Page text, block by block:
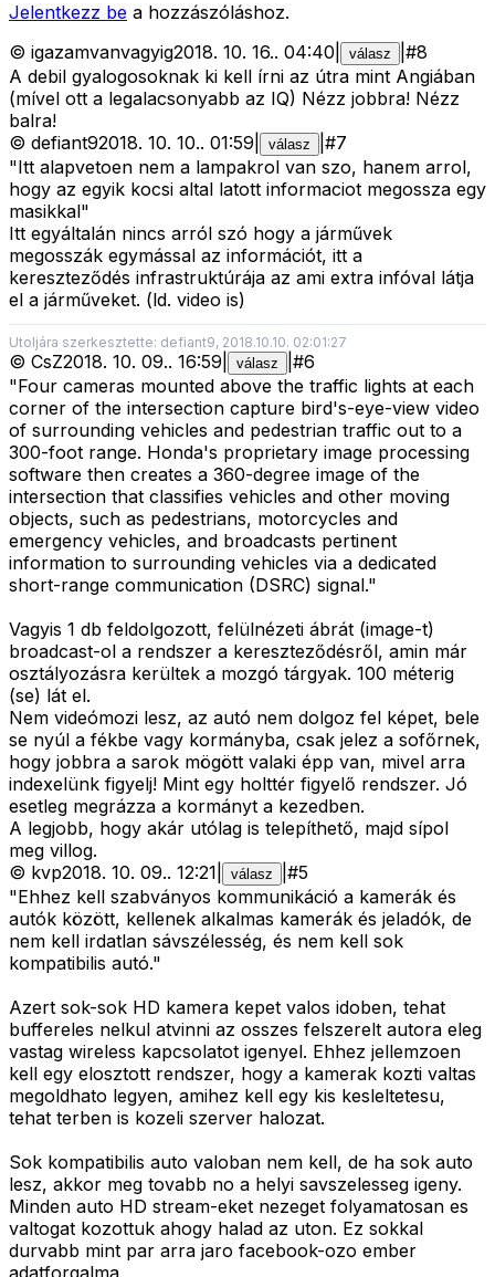
Jelentkezz be a hozzászóláshoz.
© igazamvanvagyig2018. 10. 16.. 04:40 válasz #8
A debil gyalogosoknak ki kell írni az útra mint Angiában
(mível ott a legalacsonyabb az IQ) Nézz jobbra! Nézz
balra!
© defiant92018. 10. 10.. 01:59 válasz #7
"Itt alapvetoen nem a lampakrol van szo, hanem arrol,
hogy az egyik kocsi altal latott informaciot megossza egy
masikkal"
Itt egyáltalán nincs arról szó hogy a járművek
megosszák egymással az információt, itt a
kereszteződés infrastruktúrája az ami extra infóval látja
el a járműveket. (ld. video is)
Utoljára szerkesztette: defiant9, 2018.10.10. 02:01:27
© CsZ2018. 10. 09.. 16:59 válasz #6
"Four cameras mounted above the traffic lights at each
corner of the intersection capture bird's-eye-view video
of surrounding vehicles and pedestrian traffic out to a
300-foot range. Honda's proprietary image processing
software then creates a 360-degree image of the
intersection that classifies vehicles and other moving
objects, such as pedestrians, motorcycles and
emergency vehicles, and broadcasts pertinent
information to surrounding vehicles via a dedicated
short-range communication (DSRC) signal."
Vagyis 1 db feldolgozott, felülnézeti ábrát (image-t)
broadcast-ol a rendszer a kereszteződésről, amin már
osztályozásra kerültek a mozgó tárgyak. 100 méterig
(se) lát el.
Nem videómozi lesz, az autó nem dolgoz fel képet, bele
se nyúl a fékbe vagy kormányba, csak jelez a sofőrnek,
hogy jobbra a sarok mögött valaki épp van, mivel arra
indexelünk figyelj! Mint egy holttér figyelő rendszer. Jó
esetleg megrázza a kormányt a kezedben.
A legjobb, hogy akár utólag is telepíthető, majd sípol
meg villog.
© kvp2018. 10. 09.. 12:21 válasz #5
"Ehhez kell szabványos kommunikáció a kamerák és
autók között, kellenek alkalmas kamerák és jeladók, de
nem kell irdatlan sávszélesség, és nem kell sok
kompatibilis autó."
Azert sok-sok HD kamera kepet valos idoben, tehat
buffereles nelkul atvinni az osszes felszerelt autora eleg
vastag wireless kapcsolatot igenyel. Ehhez jellemzoen
kell egy elosztott rendszer, hogy a kamerak kozti valtas
megoldhato legyen, amihez kell egy kis kesleltetesu,
tehat terben is kozeli szerver halozat.
Sok kompatibilis auto valoban nem kell, de ha sok auto
lesz, akkor meg tovabb no a helyi savszelesseg igeny.
Minden auto HD stream-eket nezeget folyamatosan es
valtogat kozottuk ahogy halad az uton. Ez sokkal
durvabb mint par arra jaro facebook-ozo ember